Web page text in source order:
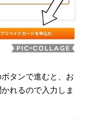
タンで進むと、お
れるので入力しま